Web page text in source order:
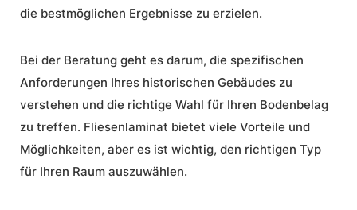
die bestmöglichen Ergebnisse zu erzielen.
Bei der Beratung geht es darum, die spezifischen
Anforderungen Ihres historischen Gebäudes zu
verstehen und die richtige Wahl für Ihren Bodenbelag
zu treffen. Fliesenlaminat bietet viele Vorteile und
Möglichkeiten, aber es ist wichtig, den richtigen Typ
für Ihren Raum auszuwählen.